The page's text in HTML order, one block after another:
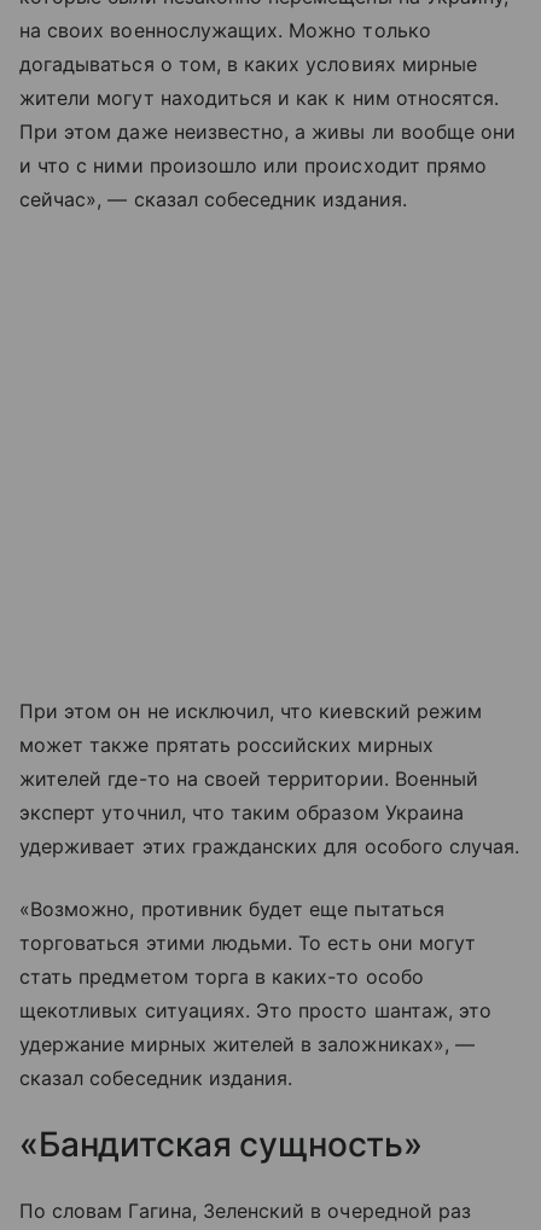
на своих военнослужащих. Можно только
догадываться о том, в каких условиях мирные
жители могут находиться и как к ним относятся.
При этом даже неизвестно, а живы ли вообще они
и что с ними произошло или происходит прямо
сейчас», — сказал собеседник издания.
При этом он не исключил, что киевский режим
может также прятать российских мирных
жителей где-то на своей территории. Военный
эксперт уточнил, что таким образом Украина
удерживает этих гражданских для особого случая.
«Возможно, противник будет еще пытаться
торговаться этими людьми. То есть они могут
стать предметом торга в каких-то особо
щекотливых ситуациях. Это просто шантаж, это
удержание мирных жителей в заложниках», —
сказал собеседник издания.
«Бандитская сущность»
По словам Гагина, Зеленский в очередной раз